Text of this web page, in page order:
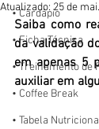
• Cardápio
• Ficha Técnica
• Treinamento de
• Coffee Break
• Tabela
Atualizado: 25 de
Saiba como
da validação
em apenas 5
auxiliar em